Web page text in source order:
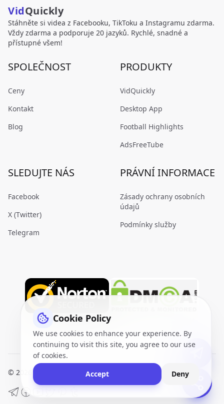
VidQuickly
Stáhněte si videa z Facebooku, TikToku a Instagramu zdarma.
Vždy zdarma a podporuje 20 jazyků. Rychlé, snadné a
přístupné všem!
SPOLEČNOST
Ceny
Kontakt
Blog
PRODUKTY
VidQuickly
Desktop App
Football Highlights
AdsFreeTube
SLEDUJTE NÁS
Facebook
X (Twitter)
Telegram
PRÁVNÍ INFORMACE
Zásady ochrany osobních
údajů
Podmínky služby
© 2026 VidQuickly.com™. All Rights Reserved. Sitemap
Cookie Policy
We use cookies to enhance your experience. By
continuing to visit this site, you agree to our use
of cookies.
Accept
Deny